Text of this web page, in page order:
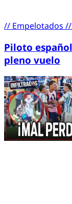
// Empelotados //
Piloto
pleno vuelo